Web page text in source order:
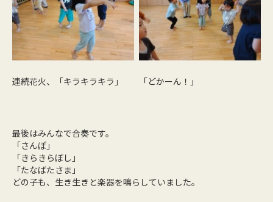
連続花火、「キラキラキラ」 「どかーん！」
最後はみんなで合奏です。
「さんぽ」
「きらきらぼし」
「たなばたさま」
どの子も、生き生きと楽器を鳴らしていました。